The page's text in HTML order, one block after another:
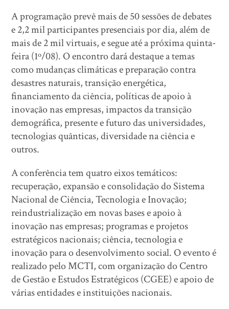
A programação prevê mais de 50 sessões de debates
e 2,2 mil participantes presenciais por dia, além de
mais de 2 mil virtuais, e segue até a próxima quinta-
feira (1º/08). O encontro dará destaque a temas
como mudanças climáticas e preparação contra
desastres naturais, transição energética,
financiamento da ciência, políticas de apoio à
inovação nas empresas, impactos da transição
demográfica, presente e futuro das universidades,
tecnologias quânticas, diversidade na ciência e
outros.
A conferência tem quatro eixos temáticos:
recuperação, expansão e consolidação do Sistema
Nacional de Ciência, Tecnologia e Inovação;
reindustrialização em novas bases e apoio à
inovação nas empresas; programas e projetos
estratégicos nacionais; ciência, tecnologia e
inovação para o desenvolvimento social. O evento é
realizado pelo MCTI, com organização do Centro
de Gestão e Estudos Estratégicos (CGEE) e apoio de
várias entidades e instituições nacionais.